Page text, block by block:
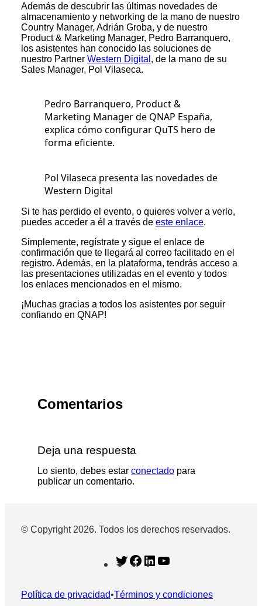
Además de descubrir las últimas novedades de
almacenamiento y networking de la mano de nuestro
Country Manager, Adrián Groba, y de nuestro
Product & Marketing Manager, Pedro Barranquero,
los asistentes han conocido las soluciones de
nuestro Partner Western Digital , de la mano de su
Sales Manager, Pol Vilaseca.
Pedro Barranquero, Product &
Marketing Manager de QNAP España,
explica cómo configurar QuTS hero de
forma eficiente.
Pol Vilaseca presenta las novedades de
Western Digital
Si te has perdido el evento, o quieres volver a verlo,
puedes acceder a él a través de este enlace.
Simplemente, regístrate y sigue el enlace de
confirmación que te llegará al correo facilitado en el
registro. Además, en la plataforma, tendrás acceso a
las presentaciones utilizadas en el evento y todos
los enlaces mencionados en el mismo.
¡Muchas gracias a todos los asistentes por seguir
confiando en QNAP!
Comentarios
Deja una respuesta
Lo siento, debes estar conectado para
publicar un comentario.
© Copyright 2026. Todos los derechos reservados.
T
t
F
e
L
k
T
Política de privacidad•Términos y condiciones